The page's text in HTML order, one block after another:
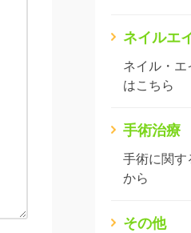
ネイルエ
ネイル・エ
はこちら
手術治療
手術に関す
から
その他